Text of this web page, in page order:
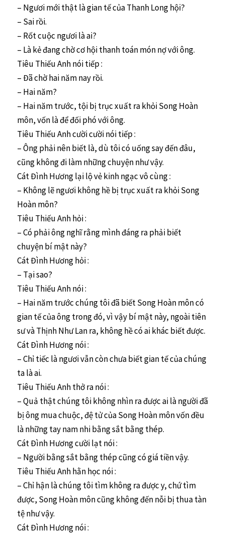
– Ngươi mới thật là gian tế của Thanh Long hội?
– Sai rồi.
– Rốt cuộc ngươi là ai?
– Là kẻ đang chờ cơ hội thanh toán món nợ với ông.
Tiêu Thiếu Anh nói tiếp :
– Đã chờ hai năm nay rồi.
– Hai năm?
– Hai năm trước, tội bị trục xuất ra khỏi Song Hoàn
môn, vốn là để đối phó với ông.
Tiêu Thiếu Anh cười cười nói tiếp :
– Ông phải nên biết là, dù tôi có uống say đến đâu,
cũng không đi làm những chuyện như vậy.
Cát Đình Hương lại lộ vẻ kinh ngạc vô cùng :
– Không lẽ ngươi không hề bị trục xuất ra khỏi Song
Hoàn môn?
Tiêu Thiếu Anh hỏi :
– Có phải ông nghĩ rằng mình đáng ra phải biết
chuyện bí mật này?
Cát Đình Hương hỏi :
– Tại sao?
Tiêu Thiếu Anh nói :
– Hai năm trước chúng tôi đã biết Song Hoàn môn có
gian tế của ông trong đó, vì vậy bí mật này, ngoài tiên
sư và Thịnh Như Lan ra, không hề có ai khác biết được.
Cát Đình Hương nói :
– Chỉ tiếc là ngươi vẫn còn chưa biết gian tế của chúng
ta là ai.
Tiêu Thiếu Anh thở ra nói :
– Quả thật chúng tôi không nhìn ra được ai là người đã
bị ông mua chuộc, đệ tử của Song Hoàn môn vốn đều
là những tay nam nhi bằng sắt bằng thép.
Cát Đình Hương cười lạt nói :
– Người bằng sắt bằng thép cũng có giá tiền vậy.
Tiêu Thiếu Anh hằn học nói :
– Chỉ hận là chúng tôi tìm không ra được y, chứ tìm
được, Song Hoàn môn cũng không đến nỗi bị thua tàn
tệ như vậy.
Cát Đình Hương nói :